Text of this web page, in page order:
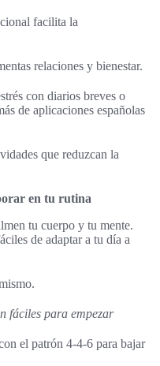
facilita la
relaciones y bienestar.
con diarios breves o
de aplicaciones españolas
que reduzcan la
en tu rutina
tu cuerpo y tu mente.
de adaptar a tu día a
fáciles para empezar
el patrón 4-4-6 para bajar